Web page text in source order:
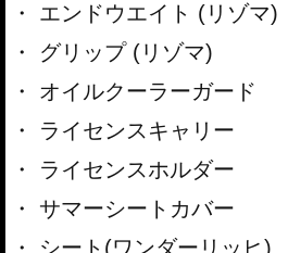
エンドウエイト (リゾマ)
グリップ (リゾマ)
オイルクーラーガード
ライセンスキャリー
ライセンスホルダー
サマーシートカバー
シート(ワンダーリッヒ)